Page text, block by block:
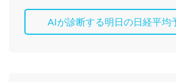
AIが診断する明日の日経平均